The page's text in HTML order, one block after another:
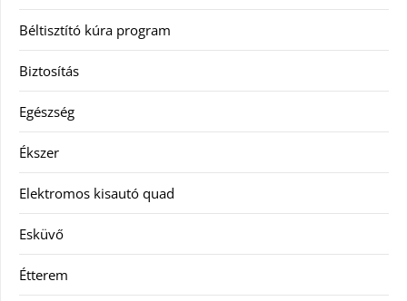
Béltisztító kúra program
Biztosítás
Egészség
Ékszer
Elektromos kisautó quad
Esküvő
Étterem